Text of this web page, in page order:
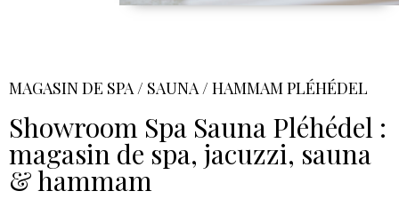
MAGASIN DE SPA / SAUNA / HAMMAM PLÉHÉDEL
Showroom Spa Sauna Pléhédel :
magasin de spa, jacuzzi, sauna
& hammam